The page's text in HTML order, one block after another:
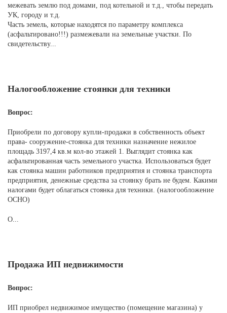
межевать землю под домами, под котельной и т.д., чтобы передать
УК, городу и т.д.
Часть земель, которые находятся по параметру комплекса
(асфальтировано!!!) размежевали на земельные участки. По
свидетельству...
Налогообложение стоянки для техники
Вопрос:
Приобрели по договору купли-продажи в собственность объект
права- сооружение-стоянка для техники назначение нежилое
площадь 3197,4 кв.м кол-во этажей 1. Выглядит стоянка как
асфальтированная часть земельного участка. Использоваться будет
как стоянка машин работников предприятия и стоянка транспорта
предприятия, денежные средства за стоянку брать не будем. Какими
налогами будет облагаться стоянка для техники. (налогообложение
ОСНО)
О...
Продажа ИП недвижимости
Вопрос:
ИП приобрел недвижимое имущество (помещение магазина) у